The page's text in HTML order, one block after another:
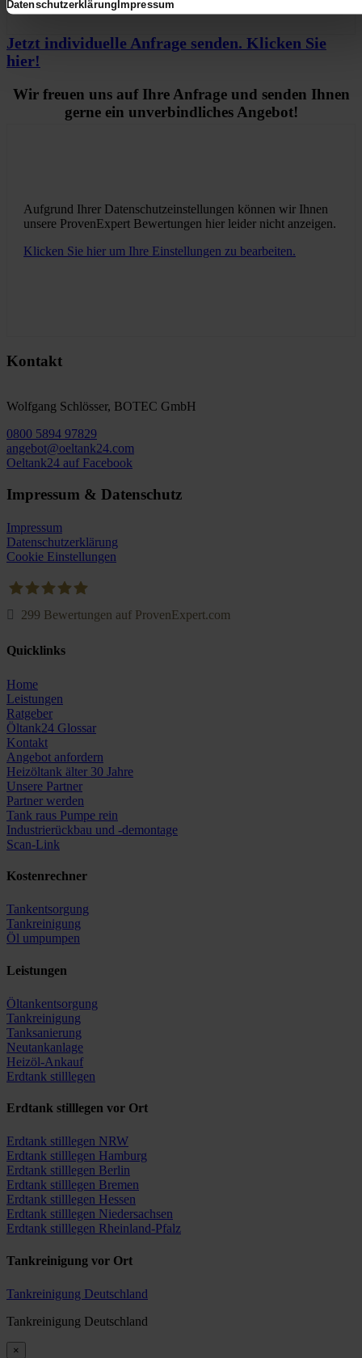
DatenschutzerklärungImpressum
Jetzt individuelle Anfrage senden. Klicken Sie
hier!
Wir freuen uns auf Ihre Anfrage und senden Ihnen
gerne ein unverbindliches Angebot!
Aufgrund Ihrer Datenschutzeinstellungen können wir Ihnen
unsere ProvenExpert Bewertungen hier leider nicht anzeigen.
Klicken Sie hier um Ihre Einstellungen zu bearbeiten.
Kontakt
Wolfgang Schlösser, BOTEC GmbH
0800 5894 97829
angebot@oeltank24.com
Oeltank24 auf Facebook
Impressum & Datenschutz
Impressum
Datenschutzerklärung
Cookie Einstellungen
299 Bewertungen auf ProvenExpert.com
Quicklinks
Home
Leistungen
Ratgeber
Öltank24 Glossar
Kontakt
Angebot anfordern
Heizöltank älter 30 Jahre
Unsere Partner
Partner werden
Tank raus Pumpe rein
Industrierückbau und -demontage
Scan-Link
Kostenrechner
Tankentsorgung
Tankreinigung
Öl umpumpen
Leistungen
Öltankentsorgung
Tankreinigung
Tanksanierung
Neutankanlage
Heizöl-Ankauf
Erdtank stilllegen
Erdtank stilllegen vor Ort
Erdtank stilllegen NRW
Erdtank stilllegen Hamburg
Erdtank stilllegen Berlin
Erdtank stilllegen Bremen
Erdtank stilllegen Hessen
Erdtank stilllegen Niedersachsen
Erdtank stilllegen Rheinland-Pfalz
Tankreinigung vor Ort
Tankreinigung Deutschland
Tankreinigung Deutschland
×